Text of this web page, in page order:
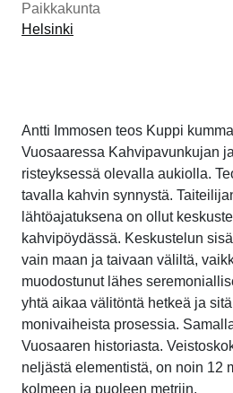
Paikkakunta
Helsinki
Antti Immosen teos Kuppi
Vuosaaressa Kahvipavunkujan
risteyksessä olevalla aukiolla.
tavalla kahvin synnystä.
lähtöajatuksena on ollut
kahvipöydässä. Keskustelun
vain maan ja taivaan väliltä,
muodostunut lähes
yhtä aikaa välitöntä hetkeä ja
monivaiheista prosessia.
Vuosaaren historiasta.
neljästä elementistä, on noin 12
kolmeen ja puoleen metriin.